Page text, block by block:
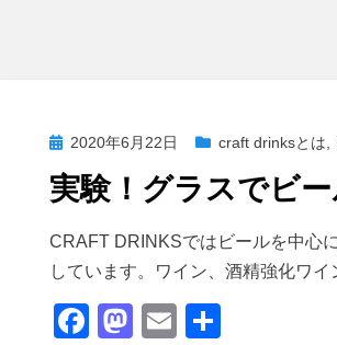
投
稿
日:
2020年6月22日 craft drinksとは
実験！グラスでビ
投稿者master
CRAFT DRINKSではビールを中心
しています。ワイン、酒精強化ワ
F
M
E